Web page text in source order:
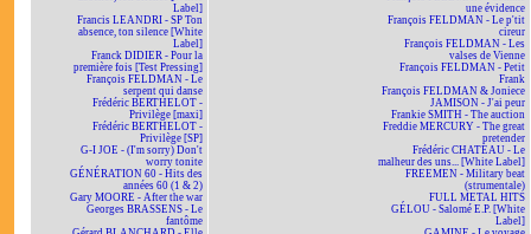
Label]
Francis LEANDRI - SP Ton
absence, ton silence [White
Label]
Franck DIDIER - Pour la
première fois [Test Pressing]
François FELDMAN - Le
serpent qui danse
Frédéric BERTHELOT -
Privilège [maxi]
Frédéric BERTHELOT -
Privilège [SP]
G-I JOE - (I'm sorry) Don't
worry tonite
GÉNÉRATION 60 - Hits des
années 60 (1 & 2)
Gary MOORE - After the war
Georges BRASSENS - Le
fantôme
une évidence
François FELDMAN - Le p'tit
cireur
François FELDMAN - Les
valses de Vienne
François FELDMAN - Petit
Frank
François FELDMAN & Joniece
JAMISON - J'ai peur
Frankie SMITH - The auction
Freddie MERCURY - The great
pretender
Frédéric CHATEAU - Le
malheur des uns... [White Label]
FREEMEN - Military beat
(strumentale)
FULL METAL HITS
GÉLOU - Salomé E.P. [White
Label]